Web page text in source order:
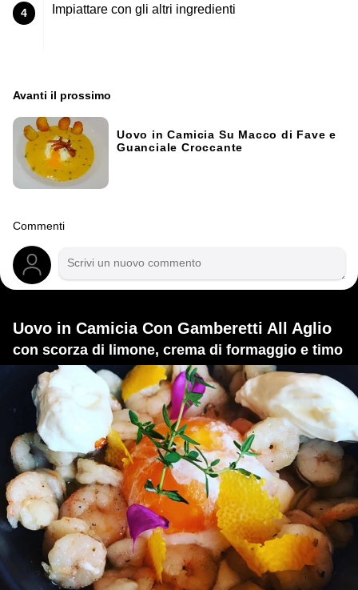
4 Impiattare con gli altri ingredienti
Avanti il ​​prossimo
Uovo in Camicia Su Macco di Fave e
Guanciale Croccante
Commenti
Uovo in Camicia Con Gamberetti All Aglio
con scorza di limone, crema di formaggio e timo